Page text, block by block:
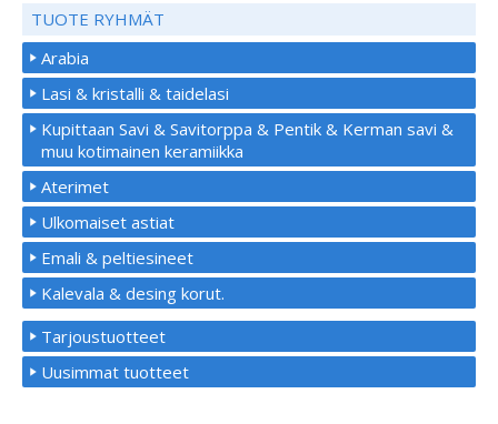
TUOTE RYHMÄT
Arabia
Lasi & kristalli & taidelasi
Kupittaan Savi & Savitorppa & Pentik & Kerman savi &
muu kotimainen keramiikka
Aterimet
Ulkomaiset astiat
Emali & peltiesineet
Kalevala & desing korut.
Tarjoustuotteet
Uusimmat tuotteet